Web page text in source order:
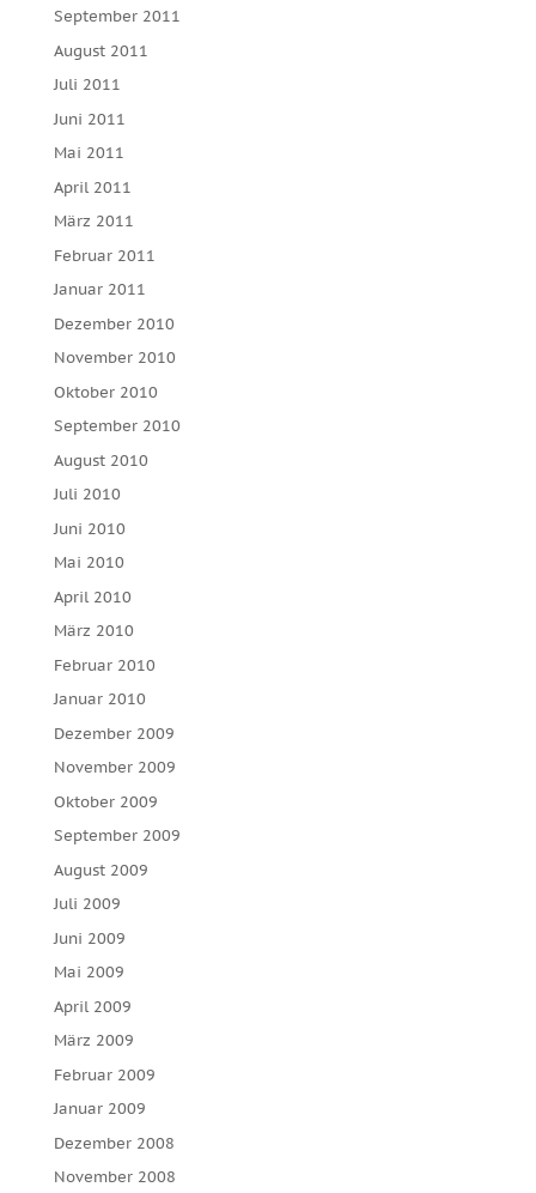
September 2011
August 2011
Juli 2011
Juni 2011
Mai 2011
April 2011
März 2011
Februar 2011
Januar 2011
Dezember 2010
November 2010
Oktober 2010
September 2010
August 2010
Juli 2010
Juni 2010
Mai 2010
April 2010
März 2010
Februar 2010
Januar 2010
Dezember 2009
November 2009
Oktober 2009
September 2009
August 2009
Juli 2009
Juni 2009
Mai 2009
April 2009
März 2009
Februar 2009
Januar 2009
Dezember 2008
November 2008